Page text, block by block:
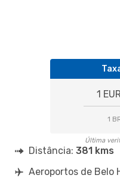
1
1
Última
Distância: 381 kms
Aeroportos de Belo